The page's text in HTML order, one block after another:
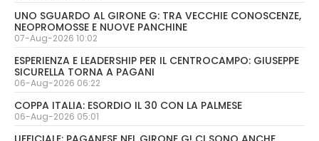
UNO SGUARDO AL GIRONE G: TRA VECCHIE CONOSCENZE,
NEOPROMOSSE E NUOVE PANCHINE
07-Aug-2026 10:02
ESPERIENZA E LEADERSHIP PER IL CENTROCAMPO: GIUSEPPE
SICURELLA TORNA A PAGANI
06-Aug-2026 06:22
COPPA ITALIA: ESORDIO IL 30 CON LA PALMESE
06-Aug-2026 05:01